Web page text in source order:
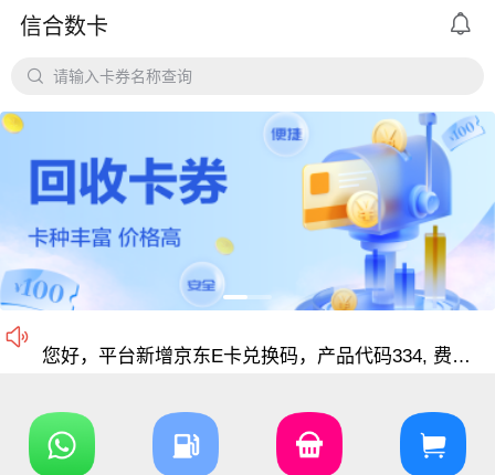
信合数卡 
 请输入卡券名称查询

尊敬的信合用户您好：目前银行卡，支付宝提现已恢复正常 ，欢迎提卡
您好，京东E卡（卡号卡密）及京东E卡（纯卡密）50-5000面值卡已维护 ，请贵司及时做好调整 ，恢复待通知
您好，元祖卡和元祖提货券恢复正常核销，可以正常提卡
价格公道、稳定需求，长期回收京东E卡、携程卡。
仅支持合法合规的正规卡合作，您可以直接在平台
信合长期大量回收各类礼品卡、游戏点卡、话费卡、
京东E卡500面值以上寄售回收价格上调至965折
电商卡如京东卡、